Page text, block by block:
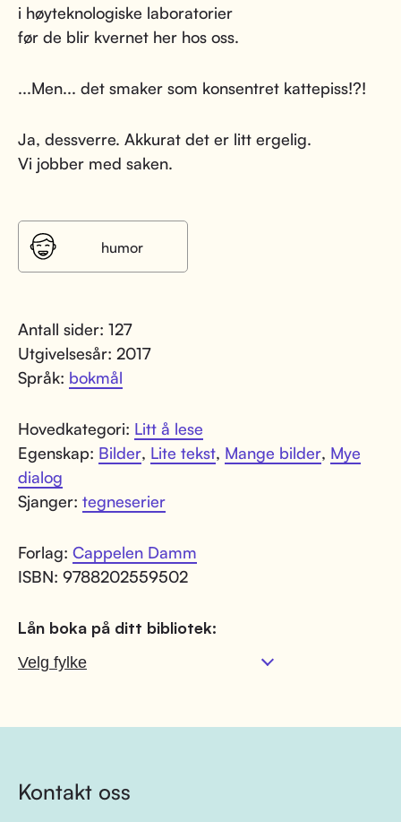
i høyteknologiske laboratorier
før de blir kvernet her hos oss.
...Men... det smaker som konsentret kattepiss!?!
Ja, dessverre. Akkurat det er litt ergelig.
Vi jobber med saken.
humor
Antall sider: 127
Utgivelsesår: 2017
Språk: bokmål
Hovedkategori: Litt å lese
Egenskap: Bilder, Lite tekst, Mange bilder, Mye
dialog
Sjanger: tegneserier
Forlag: Cappelen Damm
ISBN: 9788202559502
Lån boka på ditt bibliotek:
Kontakt oss